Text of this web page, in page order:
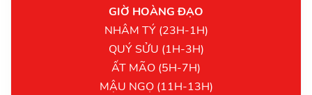
GIỜ HOÀNG ĐẠO
NHÂM TÝ (23H-1H)
QUÝ SỬU (1H-3H)
ẤT MÃO (5H-7H)
MẬU NGỌ (11H-13H)